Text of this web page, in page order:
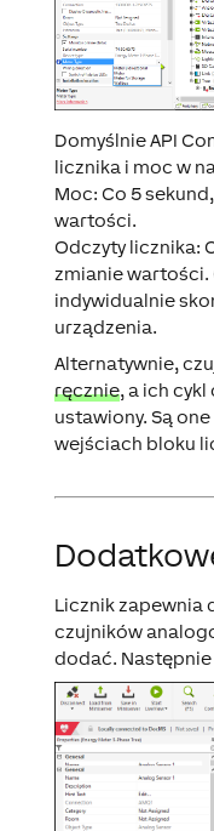
Domyślnie API
licznika i moc w
Moc: Co 5
wartości.
Odczyty licznika:
zmianie wartości.
indywidualnie
urządzenia.
Alternatywnie,
ręcznie, a ich
ustawiony. Są
wejściach bloku
Licznik zapewnia
czujników
dodać. Następnie